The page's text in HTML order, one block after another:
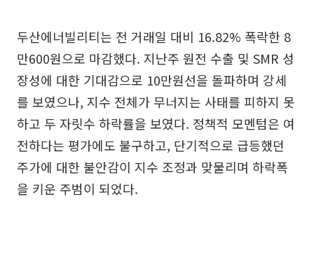
두산에너빌리티는 전 거래일 대비 16.82% 폭락한 8
만600원으로 마감했다. 지난주 원전 수출 및 SMR 성
장성에 대한 기대감으로 10만원선을 돌파하며 강세
를 보였으나, 지수 전체가 무너지는 사태를 피하지 못
하고 두 자릿수 하락률을 보였다. 정책적 모멘텀은 여
전하다는 평가에도 불구하고, 단기적으로 급등했던
주가에 대한 불안감이 지수 조정과 맞물리며 하락폭
을 키운 주범이 되었다.